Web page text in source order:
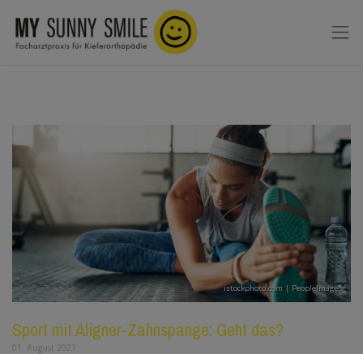
istockphoto.com | PeopleImages
Sport mit Aligner-Zahnspange: Geht das?
01. August 2023